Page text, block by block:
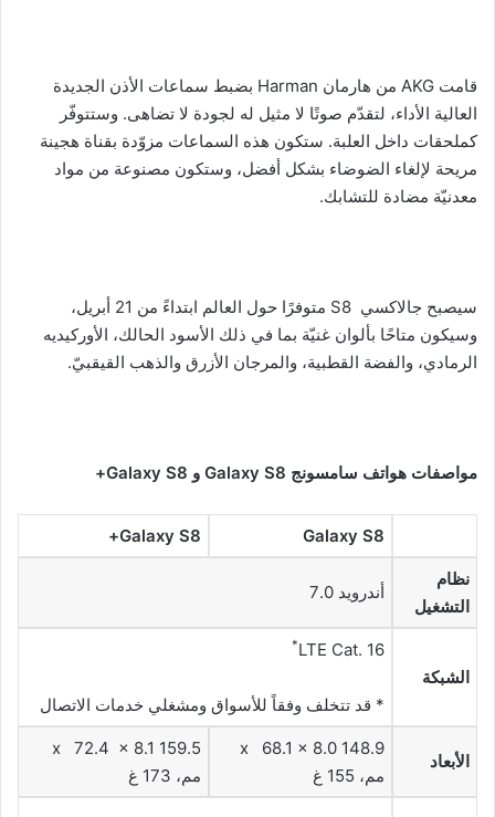
قامت AKG من هارمان Harman بضبط سماعات الأذن الجديدة
العالية الأداء، لتقدّم صوتًا لا مثيل له لجودة لا تضاهى. وستتوفّر
كملحقات داخل العلبة. ستكون هذه السماعات مزوّدة بقناة هجينة
مريحة لإلغاء الضوضاء بشكل أفضل، وستكون مصنوعة من مواد
معدنيّة مضادة للتشابك.
سيصبح جالاكسي S8 متوفرًا حول العالم ابتداءً من 21 أبريل،
وسيكون متاحًا بألوان غنيّة بما في ذلك الأسود الحالك، الأوركيديه
الرمادي، والفضة القطبية، والمرجان الأزرق والذهب القيقبيّ.
مواصفات هواتف سامسونج Galaxy S8 و Galaxy S8+
Galaxy S8
Galaxy S8+
نظام
التشغيل
أندرويد 7.0
الشبكة
LTE Cat. 16
*
* قد تتخلف وفقاً للأسواق ومشغلي خدمات الاتصال
الأبعاد
148.9 x 68.1 x 8.0
مم، 155 غ
159.5 x 72.4 x 8.1
مم، 173 غ